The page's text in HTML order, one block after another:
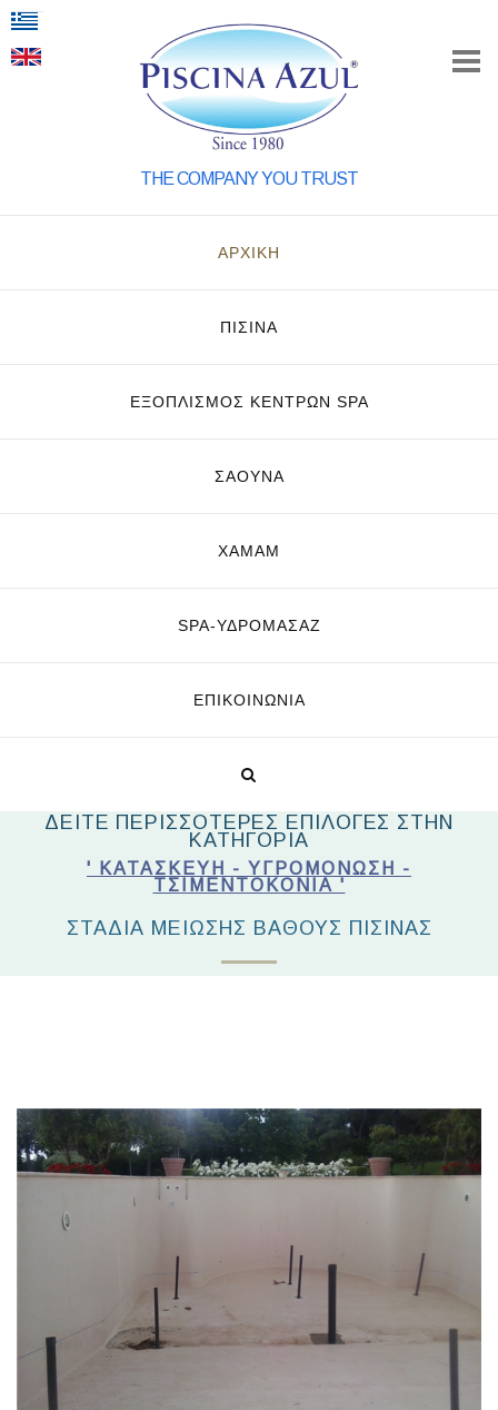
THE COMPANY YOU TRUST
ΑΡΧΙΚΗ
ΠΙΣΙΝΑ
ΕΞΟΠΛΙΣΜΌΣ ΚΈΝΤΡΩΝ SPA
ΣΑΟΥΝΑ
ΧΑΜΑΜ
SPA-ΥΔΡΟΜΑΣΆΖ
ΕΠΙΚΟΙΝΩΝΊΑ
ΔΕΙΤΕ ΠΕΡΙΣΣΟΤΕΡΕΣ ΕΠΙΛΟΓΕΣ ΣΤΗΝ
ΚΑΤΗΓΟΡΙΑ
' ΚΑΤΑΣΚΕΥΉ - ΥΓΡΟΜΌΝΩΣΗ -
ΤΣΙΜΕΝΤΟΚΟΝΊΑ '
ΣΤΆΔΙΑ ΜΕΊΩΣΗΣ ΒΆΘΟΥΣ ΠΙΣΊΝΑΣ